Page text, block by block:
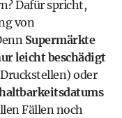
Dafür spricht,
von
Supermärkte
leicht beschädigt
oder
Fällen noch